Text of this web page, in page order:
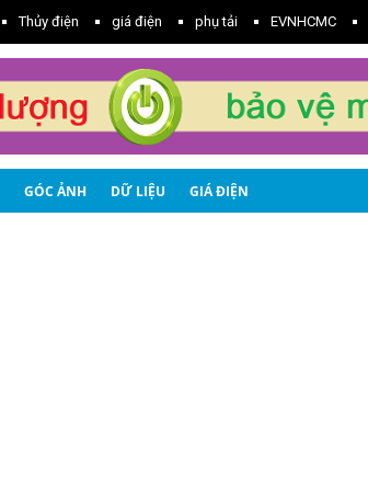
Thủy điện giá điện phụ tải EVNHCMC
GÓC ẢNH DỮ LIỆU GIÁ ĐIỆN